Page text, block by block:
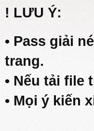
! LƯU Ý:
• Pass giải
trang.
• Nếu tải file
• Mọi ý kiến